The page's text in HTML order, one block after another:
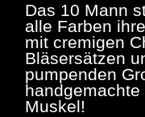
Das 10 Mann
alle Farben
mit cremigen
Bläsersätzen
pumpenden
Muskel!